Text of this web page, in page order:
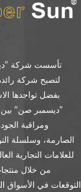
لتصبح شركة
بفضل تواجدها
"ديسمبر صن" بين
الصارمة، وسلسلة
للعلامات التجارية
من خلال
التوقعات في الأسواق